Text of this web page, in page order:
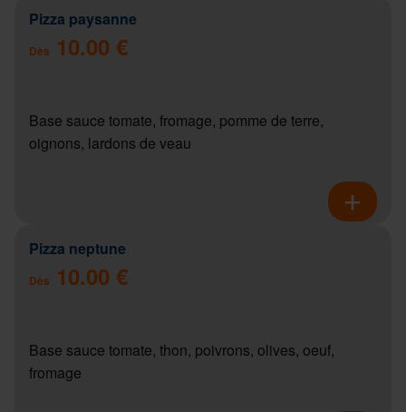
Pizza paysanne
Dès 10.00 €
Base sauce tomate, fromage, pomme de terre,
oignons, lardons de veau
Pizza neptune
Dès 10.00 €
Base sauce tomate, thon, poivrons, olives, oeuf,
fromage